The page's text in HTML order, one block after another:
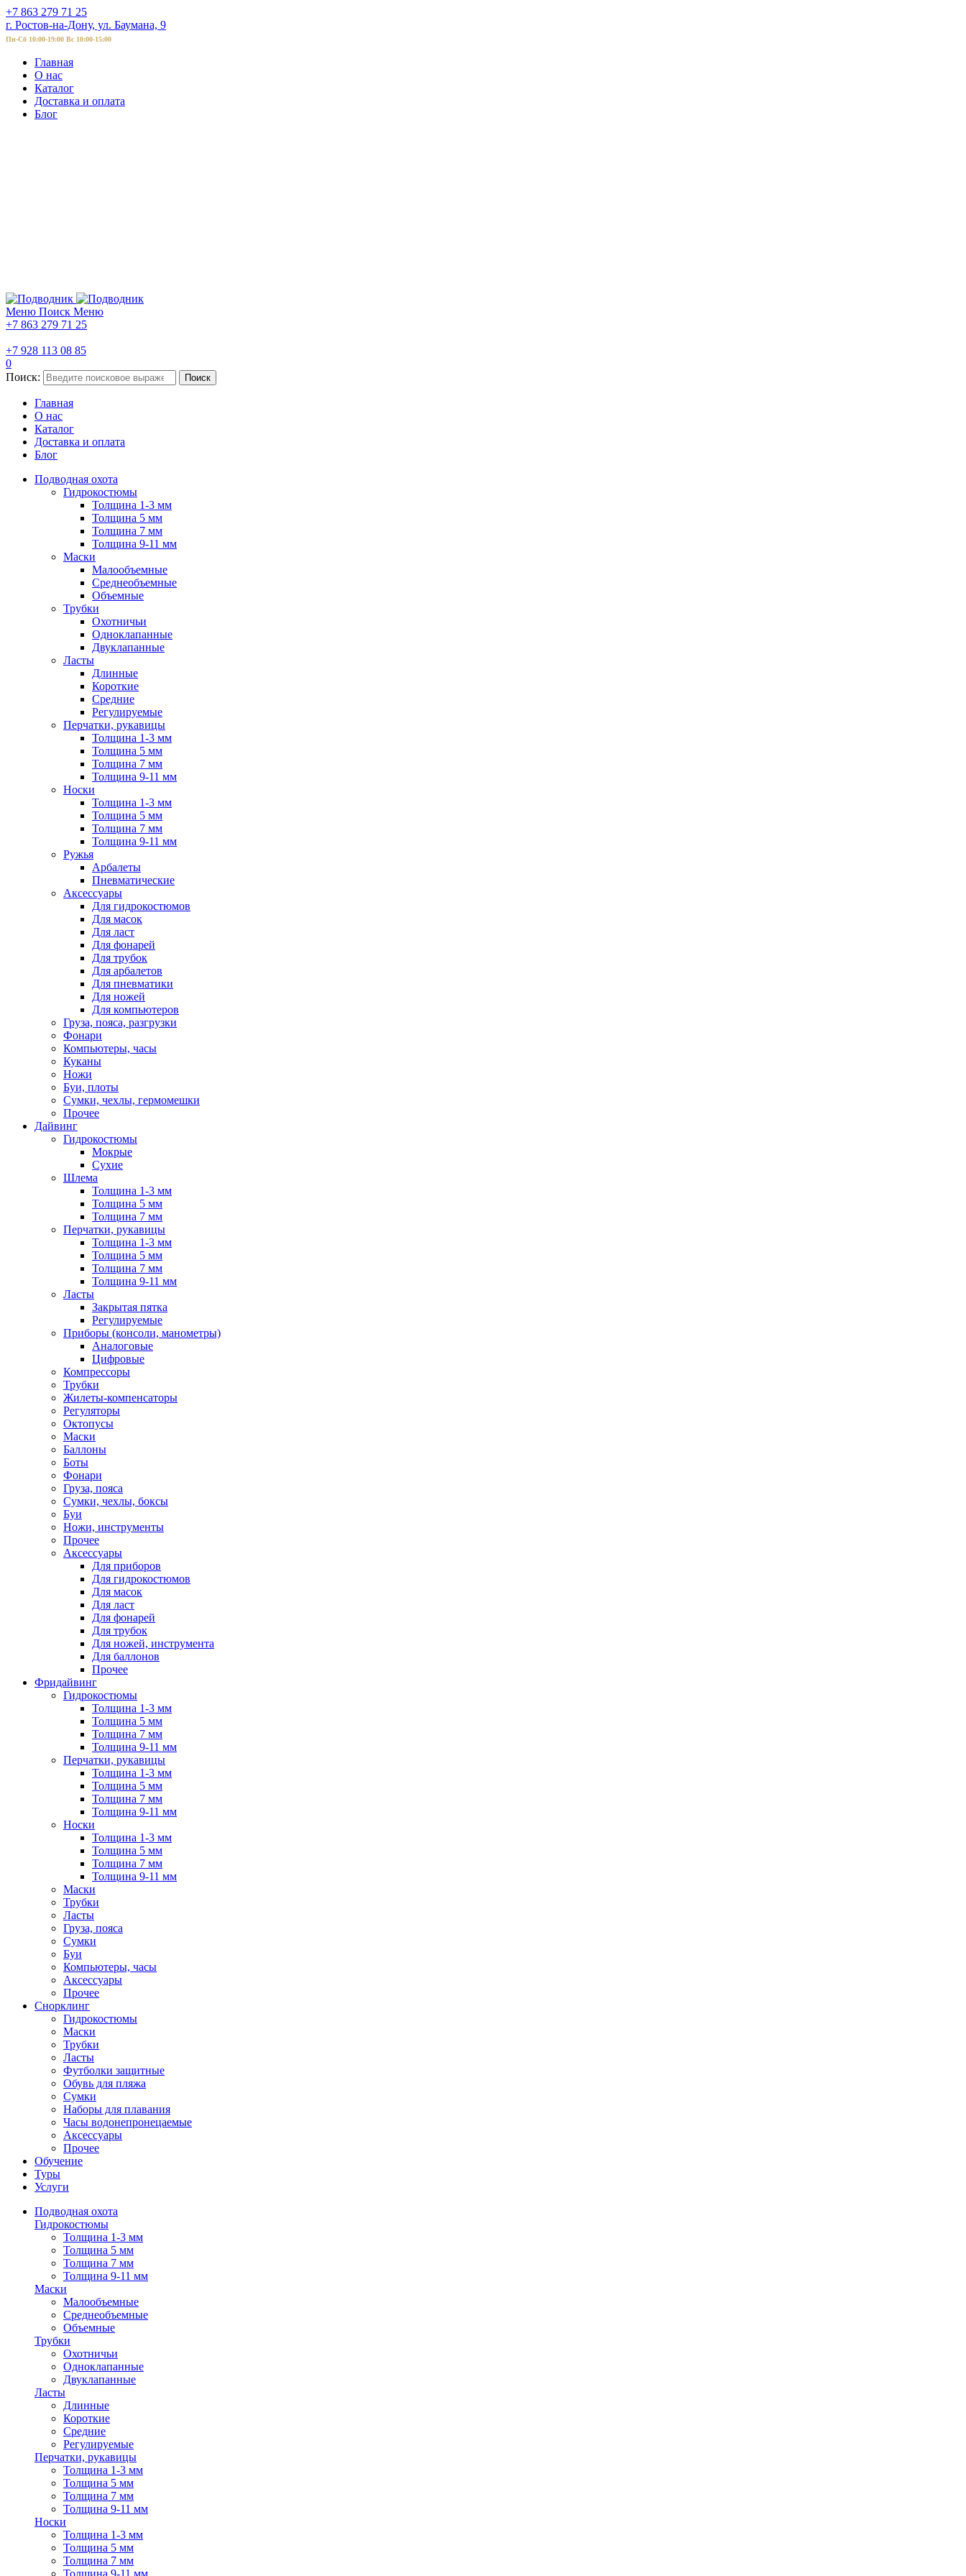
+7 863 279 71 25
г. Ростов-на-Дону, ул. Баумана, 9
Пн-Сб 10:00-19:00 Вс 10:00-15:00
Главная
О нас
Каталог
Доставка и оплата
Блог
Меню Поиск Меню
+7 863 279 71 25
+7 928 113 08 85
0
Поиск:
Поиск
Главная
О нас
Каталог
Доставка и оплата
Блог
Подводная охота
Гидрокостюмы
Толщина 1-3 мм
Толщина 5 мм
Толщина 7 мм
Толщина 9-11 мм
Маски
Малообъемные
Среднеобъемные
Объемные
Трубки
Охотничьи
Одноклапанные
Двуклапанные
Ласты
Длинные
Короткие
Средние
Регулируемые
Перчатки, рукавицы
Толщина 1-3 мм
Толщина 5 мм
Толщина 7 мм
Толщина 9-11 мм
Носки
Толщина 1-3 мм
Толщина 5 мм
Толщина 7 мм
Толщина 9-11 мм
Ружья
Арбалеты
Пневматические
Аксессуары
Для гидрокостюмов
Для масок
Для ласт
Для фонарей
Для трубок
Для арбалетов
Для пневматики
Для ножей
Для компьютеров
Груза, пояса, разгрузки
Фонари
Компьютеры, часы
Куканы
Ножи
Буи, плоты
Сумки, чехлы, гермомешки
Прочее
Дайвинг
Гидрокостюмы
Мокрые
Сухие
Шлема
Толщина 1-3 мм
Толщина 5 мм
Толщина 7 мм
Перчатки, рукавицы
Толщина 1-3 мм
Толщина 5 мм
Толщина 7 мм
Толщина 9-11 мм
Ласты
Закрытая пятка
Регулируемые
Приборы (консоли, манометры)
Аналоговые
Цифровые
Компрессоры
Трубки
Жилеты-компенсаторы
Регуляторы
Октопусы
Маски
Баллоны
Боты
Фонари
Груза, пояса
Сумки, чехлы, боксы
Буи
Ножи, инструменты
Прочее
Аксессуары
Для приборов
Для гидрокостюмов
Для масок
Для ласт
Для фонарей
Для трубок
Для ножей, инструмента
Для баллонов
Прочее
Фридайвинг
Гидрокостюмы
Толщина 1-3 мм
Толщина 5 мм
Толщина 7 мм
Толщина 9-11 мм
Перчатки, рукавицы
Толщина 1-3 мм
Толщина 5 мм
Толщина 7 мм
Толщина 9-11 мм
Носки
Толщина 1-3 мм
Толщина 5 мм
Толщина 7 мм
Толщина 9-11 мм
Маски
Трубки
Ласты
Груза, пояса
Сумки
Буи
Компьютеры, часы
Аксессуары
Прочее
Снорклинг
Гидрокостюмы
Маски
Трубки
Ласты
Футболки защитные
Обувь для пляжа
Сумки
Наборы для плавания
Часы водонепронецаемые
Аксессуары
Прочее
Обучение
Туры
Услуги
Подводная охота
Гидрокостюмы
Толщина 1-3 мм
Толщина 5 мм
Толщина 7 мм
Толщина 9-11 мм
Маски
Малообъемные
Среднеобъемные
Объемные
Трубки
Охотничьи
Одноклапанные
Двуклапанные
Ласты
Длинные
Короткие
Средние
Регулируемые
Перчатки, рукавицы
Толщина 1-3 мм
Толщина 5 мм
Толщина 7 мм
Толщина 9-11 мм
Носки
Толщина 1-3 мм
Толщина 5 мм
Толщина 7 мм
Толщина 9-11 мм